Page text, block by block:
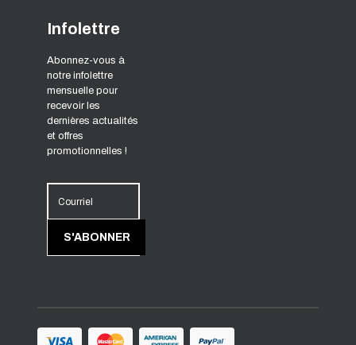
Infolettre
Abonnez-vous à
notre infolettre
mensuelle pour
recevoir les
dernières actualités
et offres
promotionnelles !
Courriel
S'ABONNER